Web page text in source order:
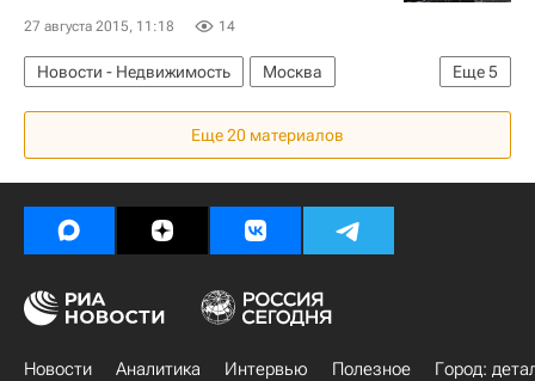
27 августа 2015, 11:18 14
Еще5
Новости - Недвижимость
Москва
Транспорт
Инфраструктура
МКЖД
Запуск Московского центрального кольца
Россия
Еще 20 материалов
Новости Аналитика Интервью Полезное
Город: